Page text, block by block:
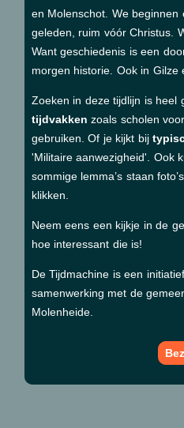
en Molenschot. We
geleden, ruim vóór Christus.
Want geschiedenis is een
morgen historie. Ook in Gilze
Zoeken in deze tijdlijn is
tijdvakken zoals scholen
gebruiken. Of je kijkt bij
'Militaire aanwezigheid'. Ook
sommige lemma’s staan
klikken.
Neem eens een kijkje in de
hoe interessant die is!
De Tijdmachine is een
samenwerking met de
Molenheide.